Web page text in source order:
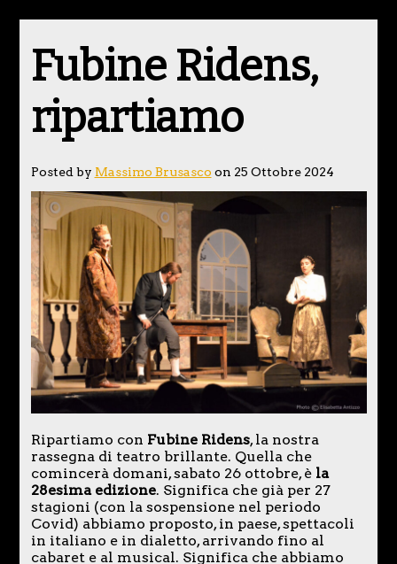
Fubine Ridens,
ripartiamo
Posted by Massimo Brusasco on 25 Ottobre 2024
Ripartiamo con Fubine Ridens, la nostra
rassegna di teatro brillante. Quella che
comincerà domani, sabato 26 ottobre, èla
28esima edizione. Significa che già per 27
stagioni (con la sospensione nel periodo
Covid) abbiamo proposto, in paese, spettacoli
in italiano e in dialetto, arrivando fino al
cabaret e al musical. Significa che abbiamo